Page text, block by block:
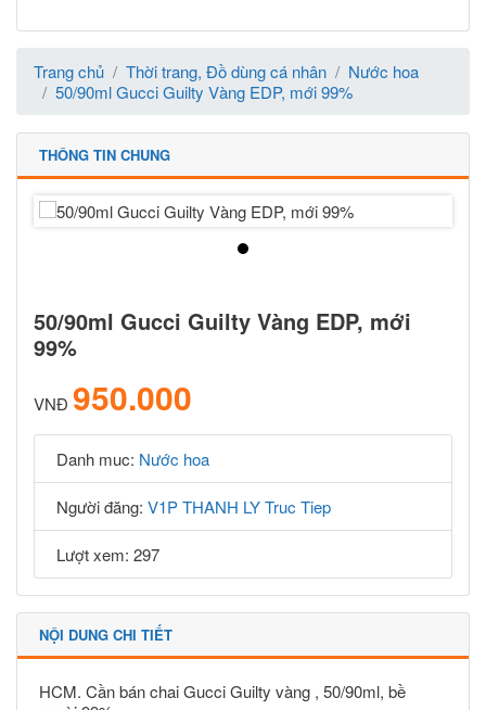
Trang chủ Thời trang, Đồ dùng cá nhân
Nước hoa
50/90ml Gucci Guilty Vàng EDP, mới 99%
THÔNG TIN CHUNG
50/90ml Gucci Guilty Vàng EDP, mới
99%
VNĐ 950.000
Danh muc: Nước hoa
Người đăng: V1P THANH LY Truc Tiep
Lượt xem: 297
NỘI DUNG CHI TIẾT
HCM. Cần bán chai Gucci Guilty vàng , 50/90ml, bề